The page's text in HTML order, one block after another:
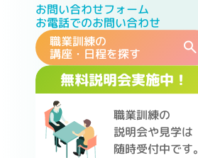
お問い合わせフォーム
お電話でのお問い合わせ
職業訓練の
講座・日程を探す
無料説明会実施中！
職業訓練の
説明会や見学は
随時受付中です。